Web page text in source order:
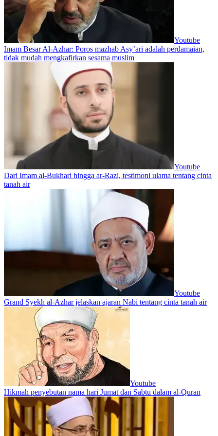
Youtube
Imam Besar Al-Azhar: Poros mazhab Asy’ari adalah perdamaian,
tidak mudah mengkafirkan sesama muslim
Youtube
Dari Imam al-Bukhari hingga ar-Razi, testimoni ulama tentang cinta
tanah air
Youtube
Grand Syekh al-Azhar jelaskan ajaran Nabi tentang cinta tanah air
Youtube
Hikmah penyebutan nama hari Jumat dan Sabtu dalam al-Quran